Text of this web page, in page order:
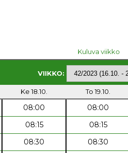
Kuluva viikko
VIIKKO:
Ke 18.10. To 19.10.
08:00 08:00
08:15 08:15
08:30 08:30